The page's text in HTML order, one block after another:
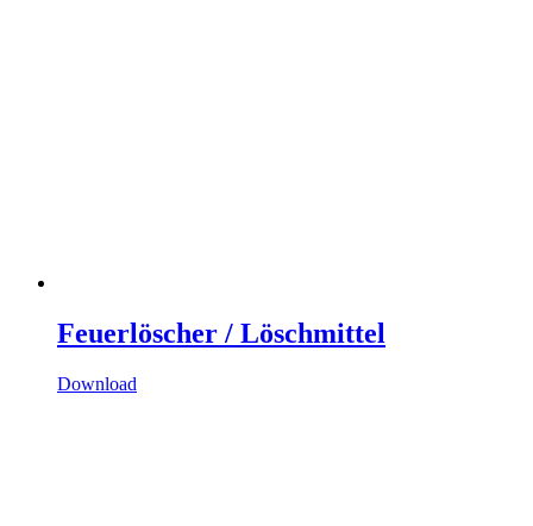
Feuerlöscher / Löschmittel
Download